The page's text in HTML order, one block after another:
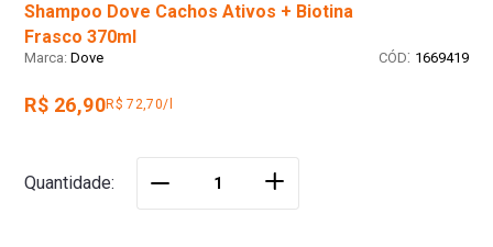
Shampoo Dove Cachos Ativos + Biotina
Frasco 370ml
Dove : 1669419
R$ 26,90R$ 72,70/l
Quantidade ＋